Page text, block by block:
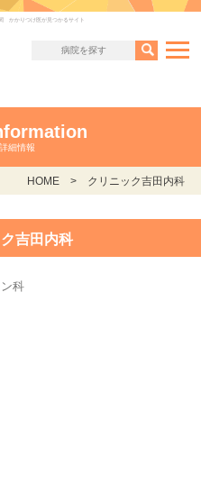
かかりつけ医が見つかるサイト
細情報
HOME クリニック吉田内科
吉田内科
科